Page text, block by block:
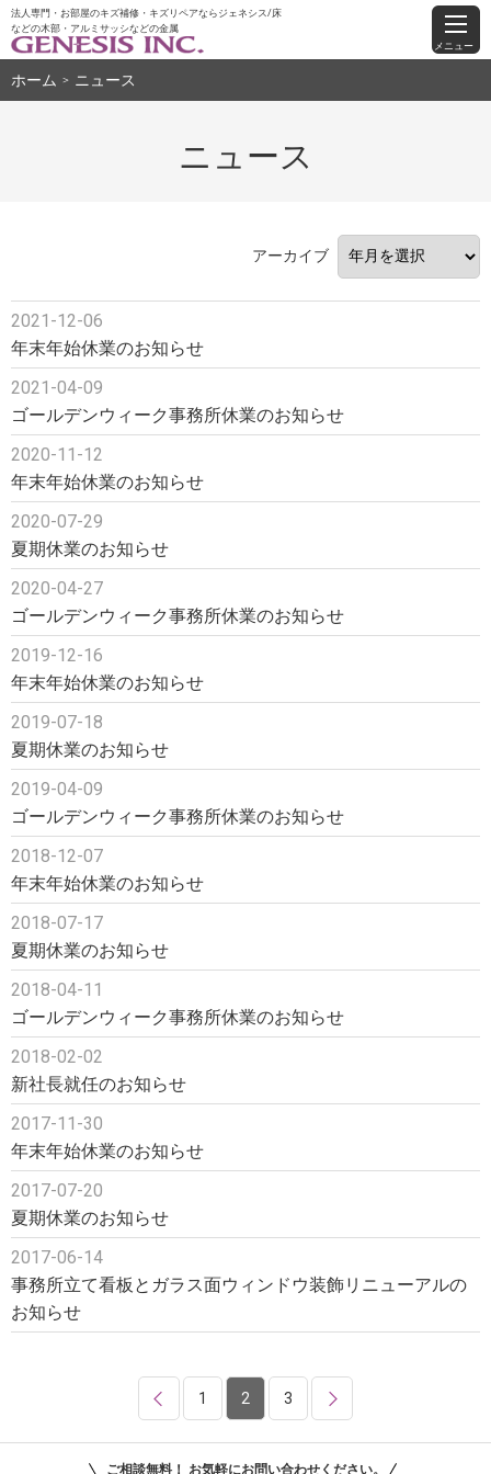
法人専門・お部屋のキズ補修・キズリペアならジェネシス/床
などの木部・アルミサッシなどの金属
メニュー
ホーム ＞ ニュース
ニュース
アーカイブ
2021-12-06
年末年始休業のお知らせ
2021-04-09
ゴールデンウィーク事務所休業のお知らせ
2020-11-12
年末年始休業のお知らせ
2020-07-29
夏期休業のお知らせ
2020-04-27
ゴールデンウィーク事務所休業のお知らせ
2019-12-16
年末年始休業のお知らせ
2019-07-18
夏期休業のお知らせ
2019-04-09
ゴールデンウィーク事務所休業のお知らせ
2018-12-07
年末年始休業のお知らせ
2018-07-17
夏期休業のお知らせ
2018-04-11
ゴールデンウィーク事務所休業のお知らせ
2018-02-02
新社長就任のお知らせ
2017-11-30
年末年始休業のお知らせ
2017-07-20
夏期休業のお知らせ
2017-06-14
事務所立て看板とガラス面ウィンドウ装飾リニューアルの
お知らせ
1 2 3
ご相談無料！ お気軽にお問い合わせください。